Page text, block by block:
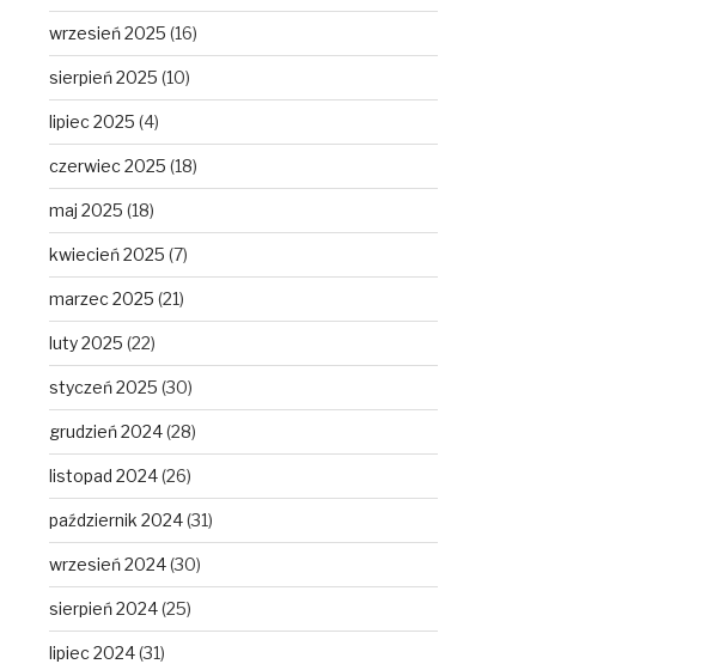
wrzesień 2025 (16)
sierpień 2025 (10)
lipiec 2025 (4)
czerwiec 2025 (18)
maj 2025 (18)
kwiecień 2025 (7)
marzec 2025 (21)
luty 2025 (22)
styczeń 2025 (30)
grudzień 2024(28)
listopad 2024(26)
październik 2024(31)
wrzesień 2024(30)
sierpień 2024(25)
lipiec 2024(31)